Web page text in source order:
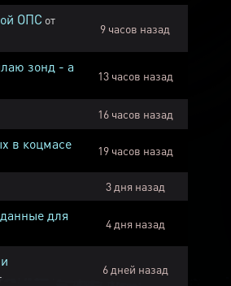
ОПС от
9 часов назад
зонд - а
13 часов назад
16 часов назад
в коцмасе 19 часов назад
3 дня назад
для
4 дня назад
6 дней назад